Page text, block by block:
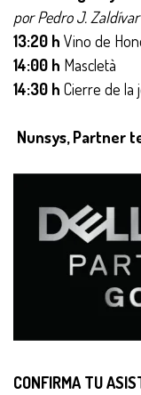
por Pedro J.
13:20 h Vino de
14:00 h Mascletà
14:30 h Cierre de la
Nunsys, Partner
CONFIRMA TU